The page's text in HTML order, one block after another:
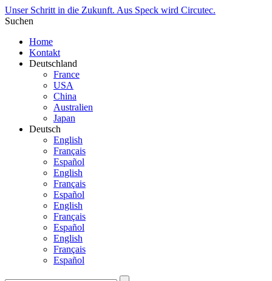
Unser Schritt in die Zukunft. Aus Speck wird Circutec.
Suchen
Home
Kontakt
Deutschland
France
USA
China
Australien
Japan
Deutsch
English
Français
Español
English
Français
Español
English
Français
Español
English
Français
Español